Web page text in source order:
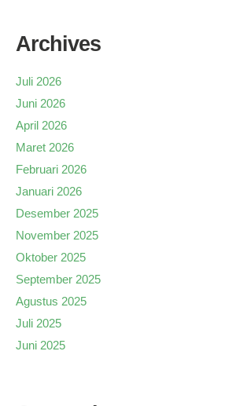
Archives
Juli 2026
Juni 2026
April 2026
Maret 2026
Februari 2026
Januari 2026
Desember 2025
November 2025
Oktober 2025
September 2025
Agustus 2025
Juli 2025
Juni 2025